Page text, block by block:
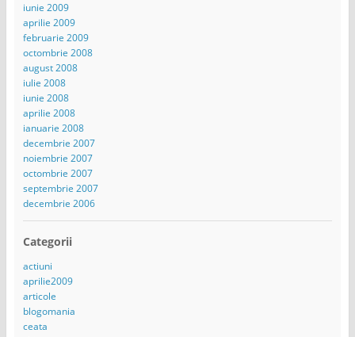
iunie 2009
aprilie 2009
februarie 2009
octombrie 2008
august 2008
iulie 2008
iunie 2008
aprilie 2008
ianuarie 2008
decembrie 2007
noiembrie 2007
octombrie 2007
septembrie 2007
decembrie 2006
Categorii
actiuni
aprilie2009
articole
blogomania
ceata